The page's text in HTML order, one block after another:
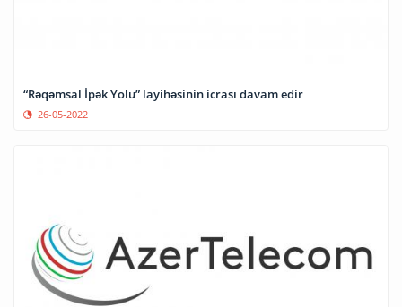
26-05-2022